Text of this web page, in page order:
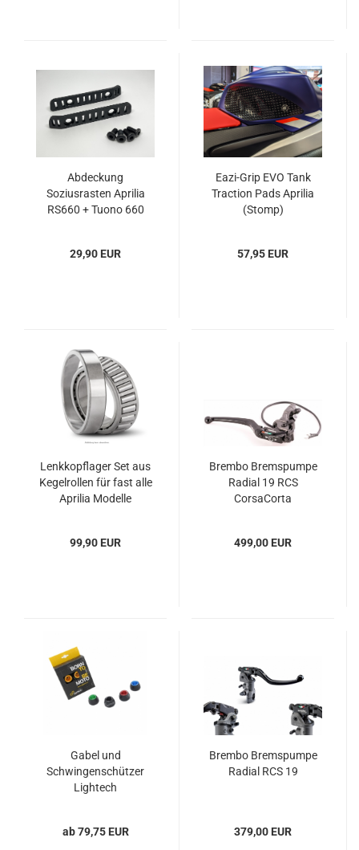
Abdeckung
Soziusrasten Aprilia
RS660 + Tuono 660
29,90 EUR
Eazi-Grip EVO Tank
Traction Pads Aprilia
(Stomp)
57,95 EUR
Lenkkopflager Set aus
Kegelrollen für fast alle
Aprilia Modelle
99,90 EUR
Brembo Bremspumpe
Radial 19 RCS
CorsaCorta
499,00 EUR
Gabel und
Schwingenschützer
Lightech
ab 79,75 EUR
Brembo Bremspumpe
Radial RCS 19
379,00 EUR